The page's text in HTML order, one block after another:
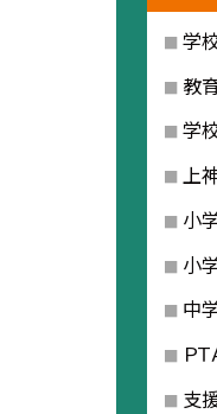
学
教
学
上
小
小
中
Ｐ
支